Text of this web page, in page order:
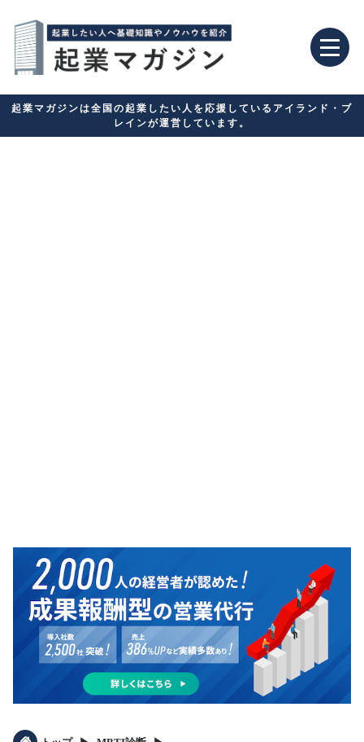
起業マガジンは全国の起業したい人を応援しているアイランド・ブ
レインが運営しています。